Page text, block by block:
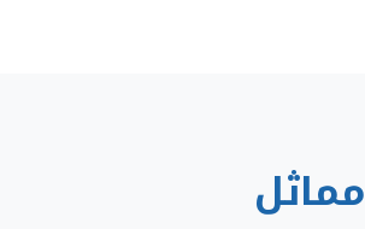
مماثل